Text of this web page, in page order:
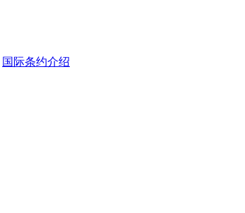
国际条约介绍